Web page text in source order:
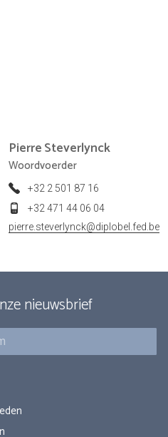
PierreSteverlynck
Woordvoerder
+32 2 501 87 16
+32 471 44 06 04
pierre.steverlynck@diplobel.fed.be
nieuwsbrief